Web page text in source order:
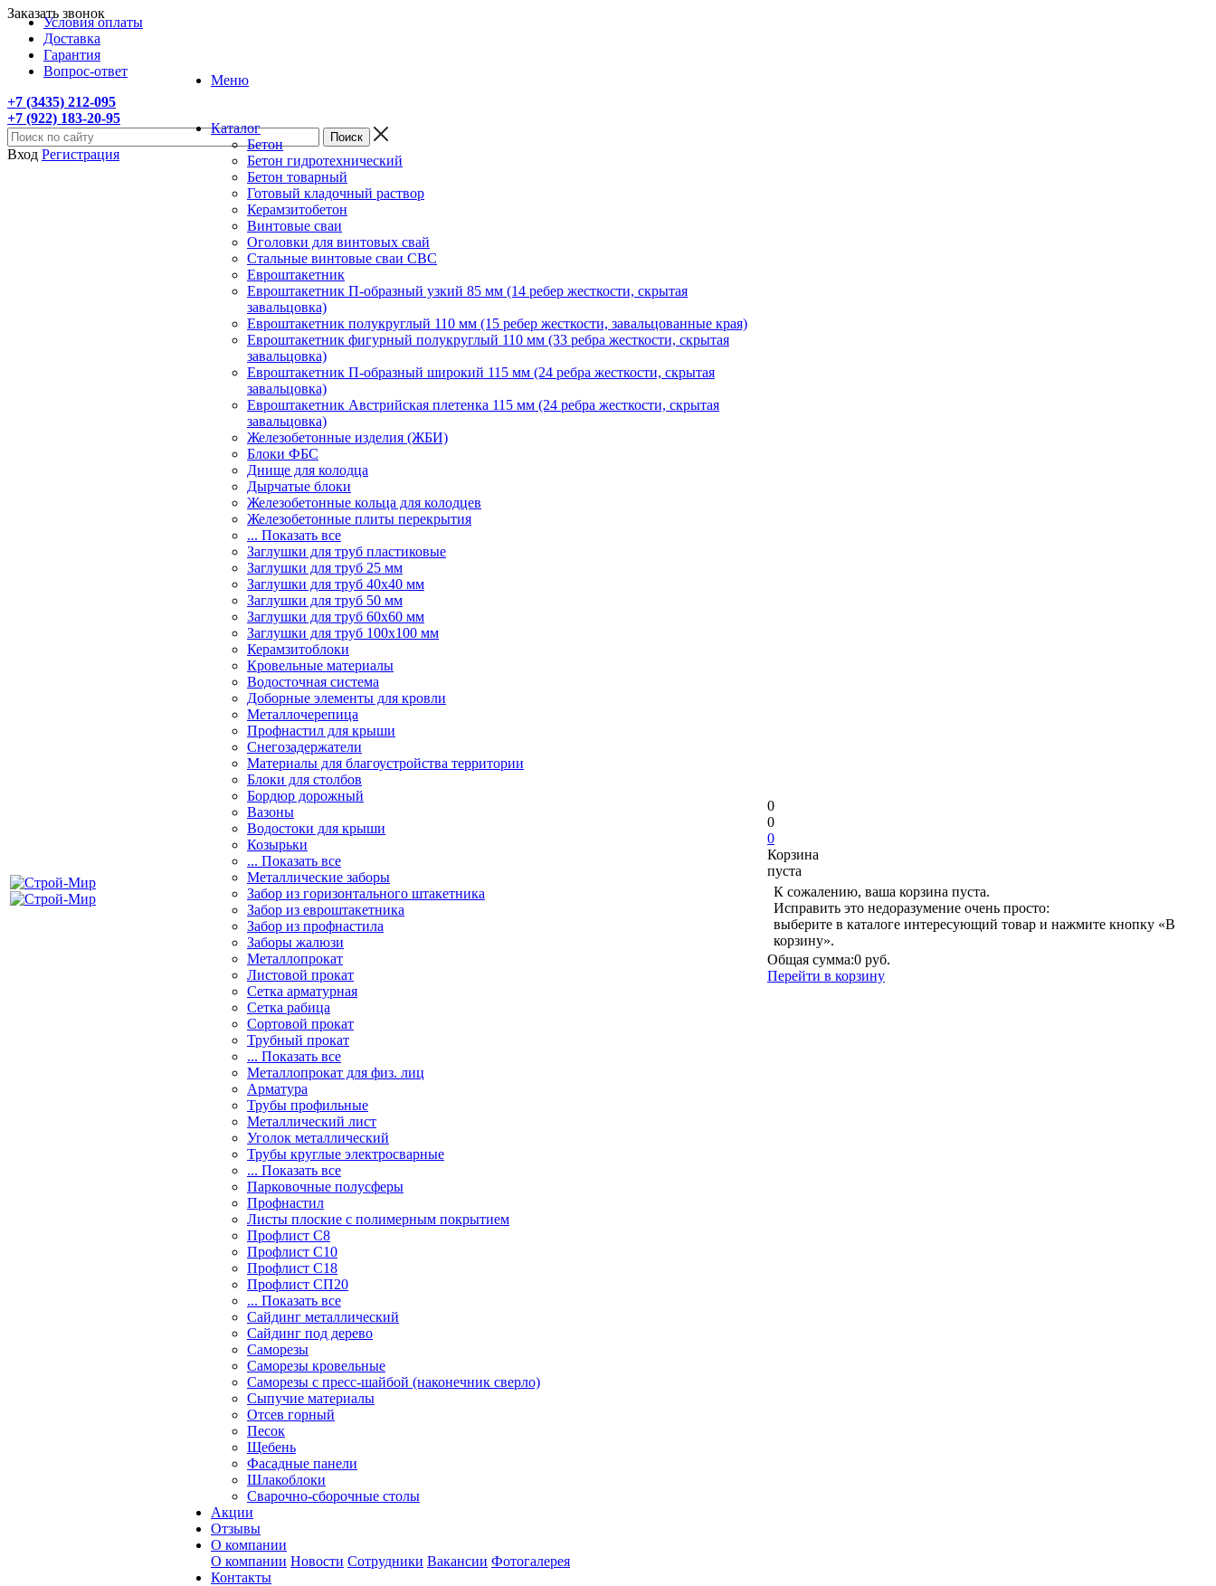
Условия оплаты
Доставка
Гарантия
Вопрос-ответ
+7 (3435) 212-095
+7 (922) 183-20-95
Заказать звонок
Вход Регистрация
Меню
Каталог
Бетон
Бетон гидротехнический
Бетон товарный
Готовый кладочный раствор
Керамзитобетон
Винтовые сваи
Оголовки для винтовых свай
Стальные винтовые сваи СВС
Евроштакетник
Евроштакетник П-образный узкий 85 мм (14 ребер жесткости, скрытая
завальцовка)
Евроштакетник полукруглый 110 мм (15 ребер жесткости, завальцованные края)
Евроштакетник фигурный полукруглый 110 мм (33 ребра жесткости, скрытая
завальцовка)
Евроштакетник П-образный широкий 115 мм (24 ребра жесткости, скрытая
завальцовка)
Евроштакетник Австрийская плетенка 115 мм (24 ребра жесткости, скрытая
завальцовка)
Железобетонные изделия (ЖБИ)
Блоки ФБС
Днище для колодца
Дырчатые блоки
Железобетонные кольца для колодцев
Железобетонные плиты перекрытия
... Показать все
Заглушки для труб пластиковые
Заглушки для труб 25 мм
Заглушки для труб 40х40 мм
Заглушки для труб 50 мм
Заглушки для труб 60х60 мм
Заглушки для труб 100х100 мм
Керамзитоблоки
Кровельные материалы
Водосточная система
Доборные элементы для кровли
Металлочерепица
Профнастил для крыши
Снегозадержатели
Материалы для благоустройства территории
Блоки для столбов
Бордюр дорожный
Вазоны
Водостоки для крыши
Козырьки
... Показать все
Металлические заборы
Забор из горизонтального штакетника
Забор из евроштакетника
Забор из профнастила
Заборы жалюзи
Металлопрокат
Листовой прокат
Сетка арматурная
Сетка рабица
Сортовой прокат
Трубный прокат
... Показать все
Металлопрокат для физ. лиц
Арматура
Трубы профильные
Металлический лист
Уголок металлический
Трубы круглые электросварные
... Показать все
Парковочные полусферы
Профнастил
Листы плоские с полимерным покрытием
Профлист С8
Профлист С10
Профлист С18
Профлист СП20
... Показать все
Сайдинг металлический
Cайдинг под дерево
Саморезы
Саморезы кровельные
Саморезы с пресс-шайбой (наконечник сверло)
Сыпучие материалы
Отсев горный
Песок
Щебень
Фасадные панели
Шлакоблоки
Сварочно-сборочные столы
Акции
Отзывы
О компании
О компании Новости Сотрудники Вакансии Фотогалерея
Контакты
0
0
0
Корзина
пуста
К сожалению, ваша корзина пуста.
Исправить это недоразумение очень просто:
выберите в каталоге интересующий товар и нажмите кнопку «В
корзину».
Общая сумма:0 руб.
Перейти в корзину